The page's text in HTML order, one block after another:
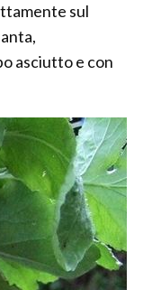
sul
asciutto e con